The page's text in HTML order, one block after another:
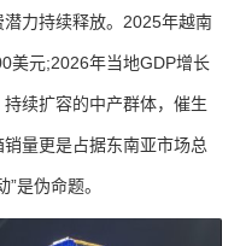
力持续释放。2025年越南
美元;2026年当地GDP增长
续扩容的中产群体，催生
量更是占据东南亚市场总
是伪命题。